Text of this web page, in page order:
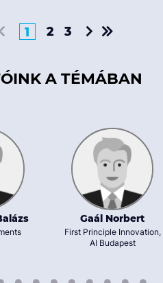
1 2 3
A TÉMÁBAN
Gaál Norbert
First Principle Innovation,
AI Budapest